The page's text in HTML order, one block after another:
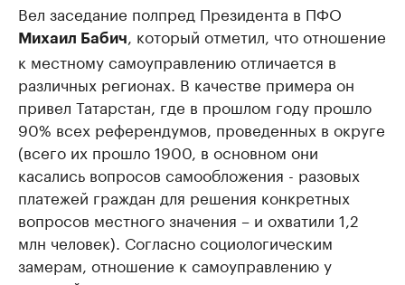
Вел заседание полпред Президента в ПФО
Михаил Бабич, который отметил, что отношение
к местному самоуправлению отличается в
различных регионах. В качестве примера он
привел Татарстан, где в прошлом году прошло
90% всех референдумов, проведенных в округе
(всего их прошло 1900, в основном они
касались вопросов самообложения - разовых
платежей граждан для решения конкретных
вопросов местного значения – и охватили 1,2
млн человек). Согласно социологическим
замерам, отношение к самоуправлению у